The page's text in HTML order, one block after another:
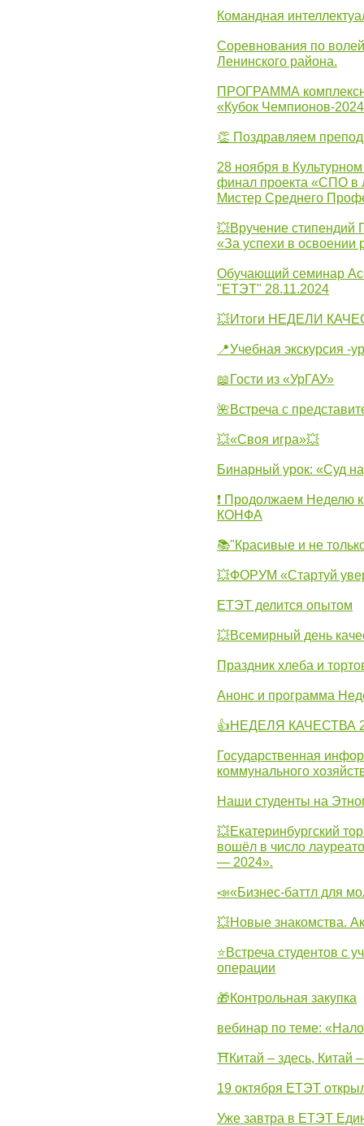
Командная
Соревнования по
Ленинского района.
ПРОГРАММА
«Кубок Чемпионов-
👏 Поздравляем
28 ноября в
финал проекта «СПО в
Мистер Среднего
💥Вручение стипендий
«За успехи в освоении
Обучающий семинар
"ЕТЭТ" 28.11.2024
💥Итоги НЕДЕЛИ
📍Учебная экскурсия -
📖Гости из «УрГАУ»
🌺Встреча с
💥«Своя игра»💥
Бинарный урок: «Суд
❗ Продолжаем Неделю
КОНФА
📚"Красивые и не
💥ФОРУМ «Стартуй
ЕТЭТ делится опытом
💥Всемирный день
Праздник хлеба и
Анонс и программа
👍НЕДЕЛЯ КАЧЕСТВА
Государственная
коммунального
Наши студенты на
💥Екатеринбургский
вошёл в число
— 2024».
📣«Бизнес-баттл для
💥Новые знакомства.
⭐Встреча студентов с
операции
🎁Контрольная закупка
вебинар по теме:
⛩Китай – здесь, Китай
19 октября ЕТЭТ
Уже завтра в ЕТЭТ